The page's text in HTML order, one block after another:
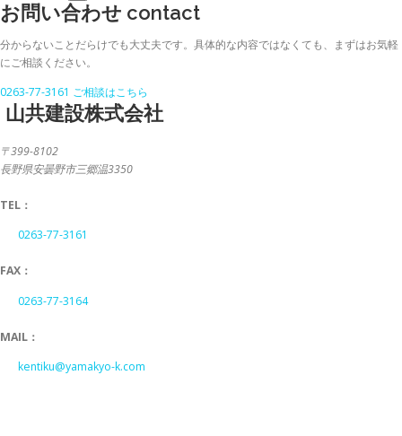
お問い合わせ contact
分からないことだらけでも大丈夫です。具体的な内容ではなくても、まずはお気軽
にご相談ください。
0263-77-3161 ご相談はこちら
山共建設株式会社
〒399-8102
長野県安曇野市三郷温3350
TEL：
0263-77-3161
FAX：
0263-77-3164
MAIL：
kentiku@yamakyo-k.com